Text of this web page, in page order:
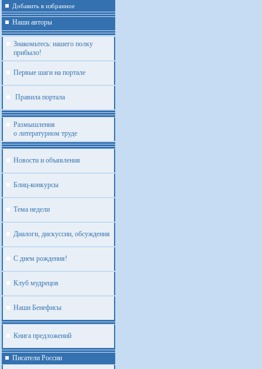
Добавить в избранное
Наши авторы
Знакомьтесь: нашего полку
прибыло!
Первые шаги на портале
Правила портала
Размышления
о литературном труде
Новости и объявления
Блиц-конкурсы
Тема недели
Диалоги, дискуссии, обсуждения
С днем рождения!
Клуб мудрецов
Наши Бенефисы
Книга предложений
Писатели России